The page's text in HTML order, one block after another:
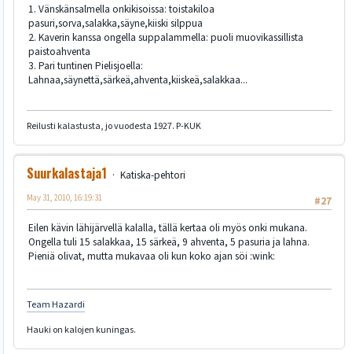
1. Vänskänsalmella onkikisoissa: toistakiloa
pasuri,sorva,salakka,säyne,kiiski silppua
2. Kaverin kanssa ongella suppalammella: puoli muovikassillista
paistoahventa
3. Pari tuntinen Pielisjoella:
Lahnaa,säynettä,särkeä,ahventa,kiiskeä,salakkaa...
Reilusti kalastusta, jo vuodesta 1927. P-KUK
Suurkalastaja1
Katiska-pehtori
#27
May 31, 2010, 16:19:31
Eilen kävin lähijärvellä kalalla, tällä kertaa oli myös onki mukana.
Ongella tuli 15 salakkaa, 15 särkeä, 9 ahventa, 5 pasuria ja lahna.
Pieniä olivat, mutta mukavaa oli kun koko ajan söi :wink:
Team Hazardi
Hauki on kalojen kuningas.